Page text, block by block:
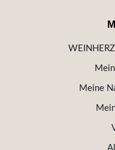
Meine